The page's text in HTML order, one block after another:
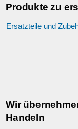
Produkte zu
Ersatzteile und
Wir
Handeln